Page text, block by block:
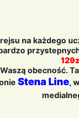
na każdego
obecność.
Stena Line,